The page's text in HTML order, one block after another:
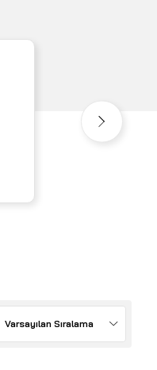
Varsayılan Sıralama